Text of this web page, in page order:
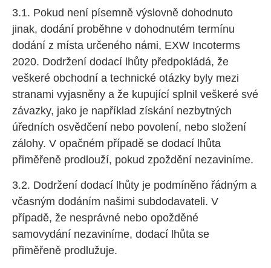
3.1. Pokud není písemně výslovně dohodnuto
jinak, dodání proběhne v dohodnutém termínu
dodání z místa určeného námi, EXW Incoterms
2020. Dodržení dodací lhůty předpokládá, že
veškeré obchodní a technické otázky byly mezi
stranami vyjasněny a že kupující splnil veškeré své
závazky, jako je například získání nezbytných
úředních osvědčení nebo povolení, nebo složení
zálohy. V opačném případě se dodací lhůta
přiměřeně prodlouží, pokud zpoždění nezaviníme.
3.2. Dodržení dodací lhůty je podmíněno řádným a
včasným dodáním našimi subdodavateli. V
případě, že nesprávné nebo opožděné
samovydání nezaviníme, dodací lhůta se
přiměřeně prodlužuje.